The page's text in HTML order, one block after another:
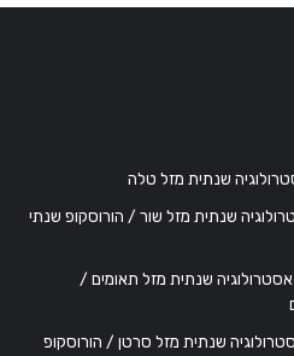
אסטרולוגיה שנתית מזל שור / הורוסקופ שנתי
/ תחזית אסטרולוגיה שנתית מזל תאומים /
תחזית אסטרולוגיה שנתית מזל סרטן / הורוסקופ